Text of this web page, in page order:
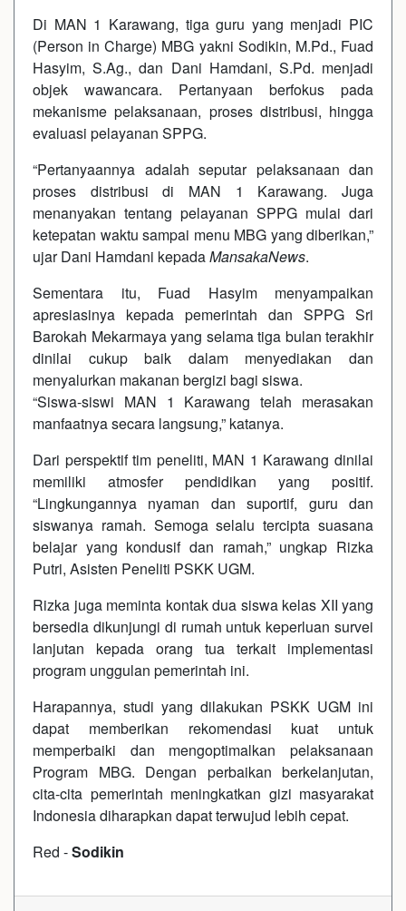
Di MAN 1 Karawang, tiga guru yang menjadi PIC
(Person in Charge) MBG yakni Sodikin, M.Pd., Fuad
Hasyim, S.Ag., dan Dani Hamdani, S.Pd. menjadi
objek wawancara. Pertanyaan berfokus pada
mekanisme pelaksanaan, proses distribusi, hingga
evaluasi pelayanan SPPG.
“Pertanyaannya adalah seputar pelaksanaan dan
proses distribusi di MAN 1 Karawang. Juga
menanyakan tentang pelayanan SPPG mulai dari
ketepatan waktu sampai menu MBG yang diberikan,”
ujar Dani Hamdani kepadaMansakaNews.
Sementara itu, Fuad Hasyim menyampaikan
apresiasinya kepada pemerintah dan SPPG Sri
Barokah Mekarmaya yang selama tiga bulan terakhir
dinilai cukup baik dalam menyediakan dan
menyalurkan makanan bergizi bagi siswa.
“Siswa-siswi MAN 1 Karawang telah merasakan
manfaatnya secara langsung,” katanya.
Dari perspektif tim peneliti, MAN 1 Karawang dinilai
memiliki atmosfer pendidikan yang positif.
“Lingkungannya nyaman dan suportif, guru dan
siswanya ramah. Semoga selalu tercipta suasana
belajar yang kondusif dan ramah,” ungkap Rizka
Putri, Asisten Peneliti PSKK UGM.
Rizka juga meminta kontak dua siswa kelas XII yang
bersedia dikunjungi di rumah untuk keperluan survei
lanjutan kepada orang tua terkait implementasi
program unggulan pemerintah ini.
Harapannya, studi yang dilakukan PSKK UGM ini
dapat memberikan rekomendasi kuat untuk
memperbaiki dan mengoptimalkan pelaksanaan
Program MBG. Dengan perbaikan berkelanjutan,
cita-cita pemerintah meningkatkan gizi masyarakat
Indonesia diharapkan dapat terwujud lebih cepat.
Red -Sodikin